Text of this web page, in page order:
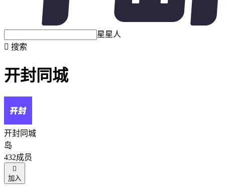
星星人
 搜索
开封同城
开封同城
岛
432成员

加入